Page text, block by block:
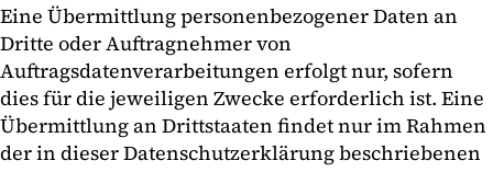
Eine Übermittlung personenbezogener Daten an
Dritte oder Auftragnehmer von
Auftragsdatenverarbeitungen erfolgt nur, sofern
dies für die jeweiligen Zwecke erforderlich ist. Eine
Übermittlung an Drittstaaten findet nur im Rahmen
der in dieser Datenschutzerklärung beschriebenen